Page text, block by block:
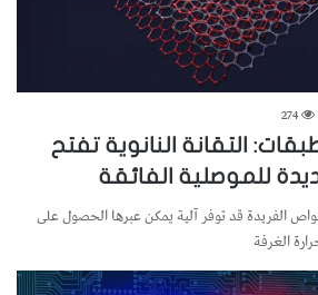
274
التقانة النانوية تفتح
للموصلية الفائقة
الفريدة قد توفر آلية يمكن عبرها الحصول على
الغرفة